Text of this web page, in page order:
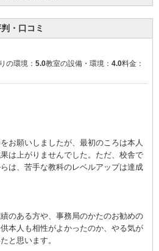
・口コミ
の環境： 5.0教室の設備・環境： 4.0料金：
お願いしましたが、最初のころは本人
は上がりませんでした。ただ、校舎で
は、苦手な教科のレベルアップは達成
のある方や、事務局のかたのお勧めの
本人も相性がよかったのか、やる気が
と思います。